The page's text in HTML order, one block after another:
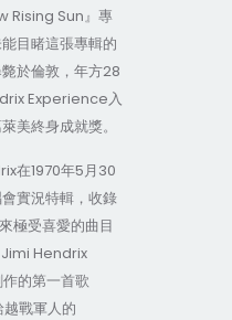
Rising Sun』專
目睹這張專輯的
於倫敦，年方28
Experience入
美終身成就獎。
在1970年5月30
實況特輯，收錄
極受喜愛的曲目
Jimi Hendrix
的第一首歌
戰軍人的